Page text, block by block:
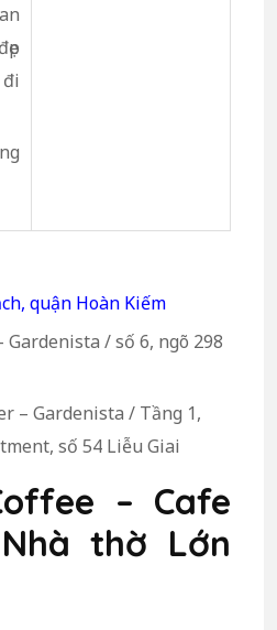
quận Hoàn Kiếm
Gardenista / số 6, ngõ 298
– Gardenista / Tầng 1,
số 54 Liễu Giai
– Cafe
thờ Lớn